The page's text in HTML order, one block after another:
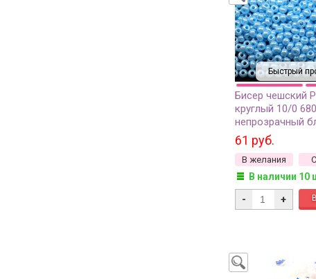
Быстрый
Бисер чешский
круглый 10/0
непрозрачный
грамм
61 руб.
В желания
В наличии 10
- +